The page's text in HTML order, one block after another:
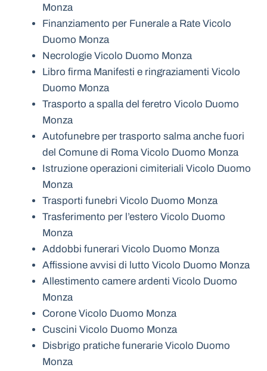
Monza
Finanziamento per Funerale a Rate Vicolo
Duomo Monza
Necrologie Vicolo Duomo Monza
Libro firma Manifesti e ringraziamenti Vicolo
Duomo Monza
Trasporto a spalla del feretro Vicolo Duomo
Monza
Autofunebre per trasporto salma anche fuori
del Comune di Roma Vicolo Duomo Monza
Istruzione operazioni cimiteriali Vicolo Duomo
Monza
Trasporti funebri Vicolo Duomo Monza
Trasferimento per l’estero Vicolo Duomo
Monza
Addobbi funerari Vicolo Duomo Monza
Affissione avvisi di lutto Vicolo Duomo Monza
Allestimento camere ardenti Vicolo Duomo
Monza
Corone Vicolo Duomo Monza
Cuscini Vicolo Duomo Monza
Disbrigo pratiche funerarie Vicolo Duomo
Monza